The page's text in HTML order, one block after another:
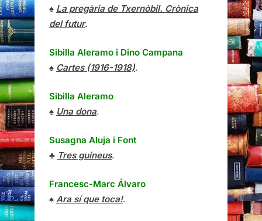
♠ La pregària de Txernòbil. Crònica
del futur.
Sibilla Aleramo i Dino Campana
♠ Cartes (1916-1918).
Sibilla Aleramo
♠ Una dona.
Susagna Aluja i Font
♣ Tres guineus.
Francesc-Marc Álvaro
♠ Ara sí que toca!.